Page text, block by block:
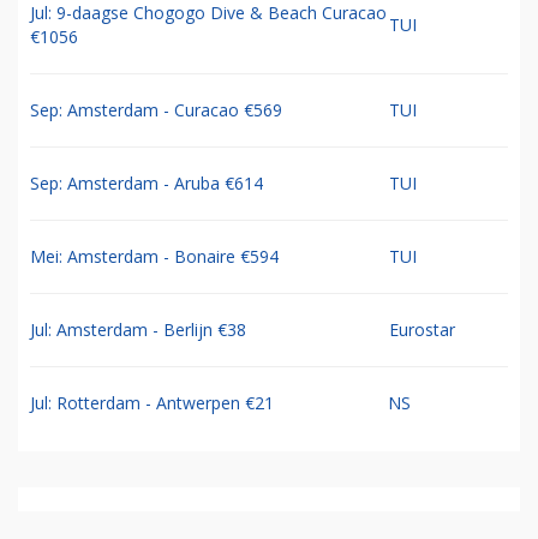
Jul: 9-daagse Chogogo Dive & Beach Curacao
€1056
TUI
Sep: Amsterdam - Curacao €569 TUI
Sep: Amsterdam - Aruba €614 TUI
Mei: Amsterdam - Bonaire €594 TUI
Jul: Amsterdam - Berlijn €38 Eurostar
Jul: Rotterdam - Antwerpen €21 NS